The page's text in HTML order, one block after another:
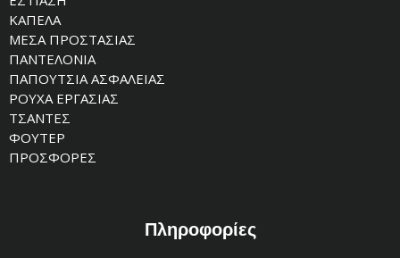
ΚΑΠΕΛΑ
ΜΕΣΑ ΠΡΟΣΤΑΣΙΑΣ
ΠΑΝΤΕΛΟΝΙΑ
ΠΑΠΟΥΤΣΙΑ ΑΣΦΑΛΕΙΑΣ
ΡΟΥΧΑ ΕΡΓΑΣΙΑΣ
ΤΣΑΝΤΕΣ
ΦΟΥΤΕΡ
ΠΡΟΣΦΟΡΕΣ
Πληροφορίες